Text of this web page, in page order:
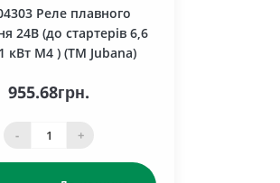
Реле плавного
24В (до стартерів 6,6
кВт М4 ) (ТМ Jubana)
955.68грн.
- +